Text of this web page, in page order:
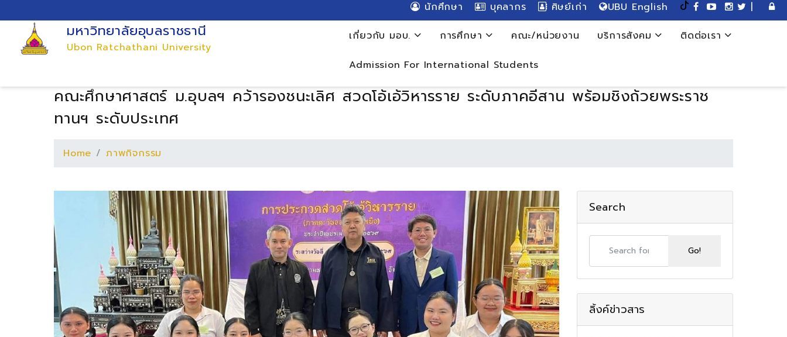
นักศึกษา บุคลากร ศิษย์เก่า UBU English |
มหาวิทยาลัยอุบลราชธานี
Ubon Ratchathani University
เกี่ยวกับ มอบ. การศึกษา คณะ/หน่วยงาน บริการสังคม ติดต่อเรา
Admission For International Students
คณะศึกษาศาสตร์ ม.อุบลฯ คว้ารองชนะเลิศ สวดโอ้เอ้วิหารราย ระดับภาคอีสาน พร้อมชิงถ้วยพระราช
ทานฯ ระดับประเทศ
Home ภาพกิจกรรม
Search
ลิ้งค์ข่าวสาร